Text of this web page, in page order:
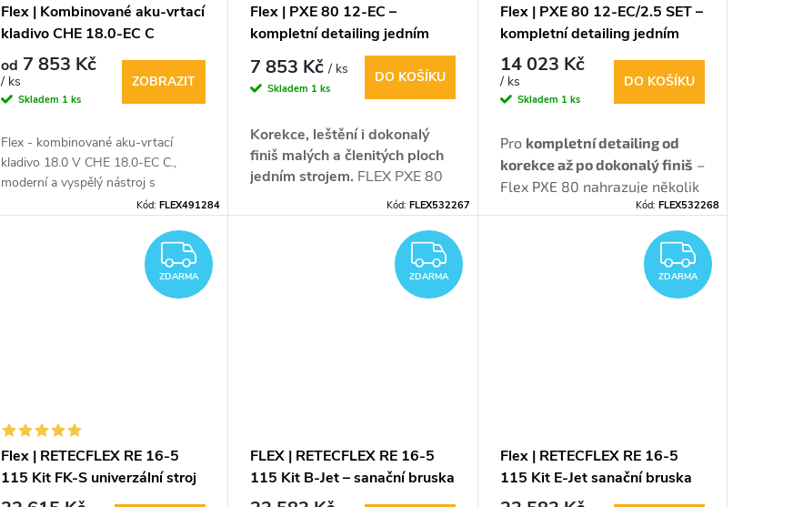
Flex | Kombinované aku-vrtací
kladivo CHE 18.0-EC C
od 7 853 Kč
/ ks
Skladem 1 ks
ZOBRAZIT
Flex - kombinované aku-vrtací
kladivo 18.0 V CHE 18.0-EC C.,
moderní a vyspělý nástroj s
Kladivo je vybaveno přepínačem se
vrtání, vrtání s
příklepem, sekání a polohování
Papírová krabice bez aku a
nabíječky
Kód:FLEX491284
Flex | PXE 80 12-EC –
kompletní detailing jedním
malým strojem
7 853 Kč/ ks
Skladem 1 ks
DO KOŠÍKU
Korekce, leštění i dokonalý
finiš malých a členitých ploch
jedním strojem. FLEX PXE 80
vyřeší místa, kam se běžná
leštička nedostane, a díky
rotačnímu i excentrickému
pohybu nahrazuje několik
Kód: FLEX532267
Flex | PXE 80 12-EC/2.5 SET –
kompletní detailing jedním
malým strojem
14 023 Kč
/ ks
Skladem 1 ks
DO KOŠÍKU
Pro kompletní detailing od
korekce až po dokonalý finiš –
Flex PXE 80 nahrazuje několik
strojů jedním kompaktním
Kód: FLEX532268
ZDARMA
ZDARMA
Flex | RETECFLEX RE 16-5
115 Kit FK-S univerzální stroj
pro renovaci
ZDARMA
ZDARMA
FLEX | RETECFLEX RE 16-5
115 Kit B-Jet – sanační bruska
ZDARMA
Flex | RETECFLEX RE 16-5
115 Kit E-Jet sanační bruska